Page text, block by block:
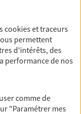
AXA
cookies et traceurs
permettent
d'intérêts, des
performance de nos
comme de
"Paramétrer mes